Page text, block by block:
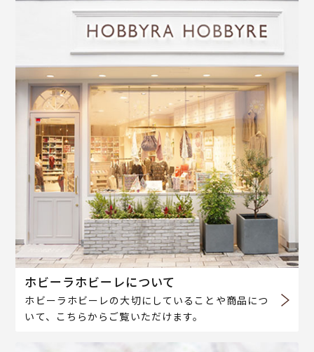
ホビーラホビーレについて
ホビーラホビーレの大切にしていることや商品につ
いて、こちらからご覧いただけます。